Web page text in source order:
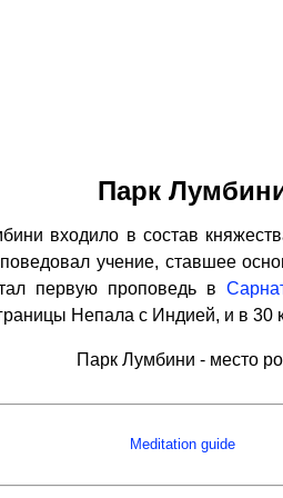
Парк
входило в состав
учение, ставшее
первую проповедь в
Непала с Индией, и в 30
Парк Лумбини - место
Meditation guide